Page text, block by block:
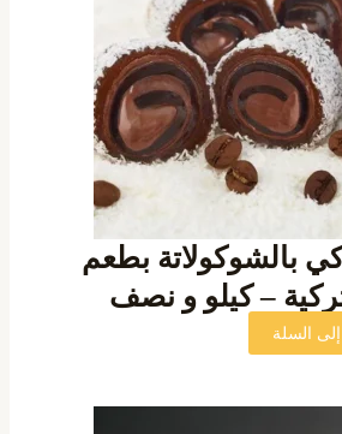
بالشوكولاتة بطعم
– كيلو و نصف
السلة